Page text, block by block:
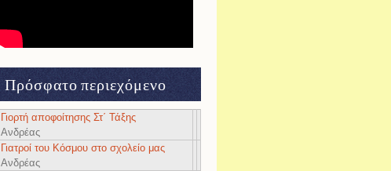
Πρόσφατο περιεχόμενο
Γιορτή αποφοίτησης Στ΄ Τάξης
Ανδρέας
Γιατροί του Κόσμου στο σχολείο μας
Ανδρέας